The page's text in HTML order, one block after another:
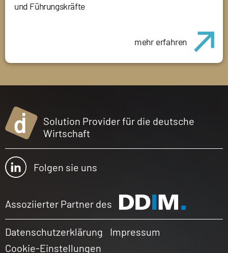
und Führungskräfte
mehr erfahren
Solution Provider für die deutsche
Wirtschaft
Folgen sie uns
Assoziierter Partner des
Datenschutzerklärung
Impressum
Cookie-Einstellungen